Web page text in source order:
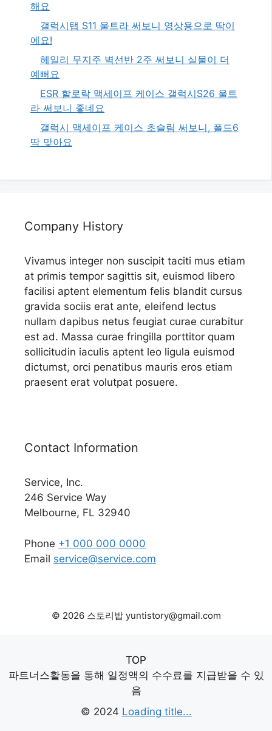
해요
갤럭시탭 S11 울트라 써보니 영상용으로 딱이
에요!
헤일리 무지주 벽선반 2주 써보니 실물이 더
예뻐요
ESR 할로락 맥세이프 케이스 갤럭시S26 울트
라 써보니 좋네요
갤럭시 맥세이프 케이스 초슬림 써보니, 폴드6
딱 맞아요
Company History
Vivamus integer non suscipit taciti mus etiam
at primis tempor sagittis sit, euismod libero
facilisi aptent elementum felis blandit cursus
gravida sociis erat ante, eleifend lectus
nullam dapibus netus feugiat curae curabitur
est ad. Massa curae fringilla porttitor quam
sollicitudin iaculis aptent leo ligula euismod
dictumst, orci penatibus mauris eros etiam
praesent erat volutpat posuere.
Contact Information
Service, Inc.
246 Service Way
Melbourne, FL 32940
Phone +1 000 000 0000
Email service@service.com
© 2026 스토리밥 yuntistory@gmail.com
TOP
파트너스활동을 통해 일정액의 수수료를 지급받을 수 있
음
© 2024 Loading title...